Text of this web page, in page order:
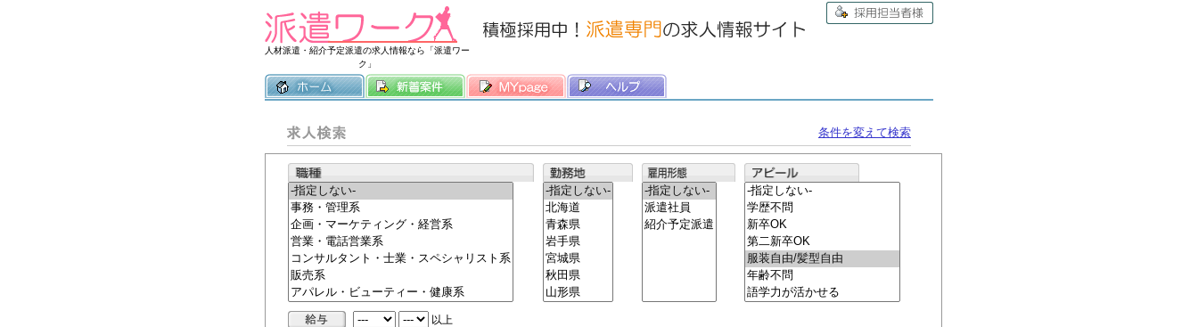
人材派遣・紹介予定派遣の求人情報なら「派遣ワー
ク」
常時3500件以上の求人情報を掲載中
条件を変えて検索
以上